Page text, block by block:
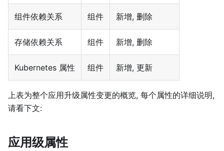
组件依赖关系 组件 新增, 删除
存储依赖关系 组件 新增, 删除
Kubernetes 属性 组件 新增, 更新
上表为整个应用升级属性变更的概览, 每个属性的详细说明,
请看下文:
应用级属性